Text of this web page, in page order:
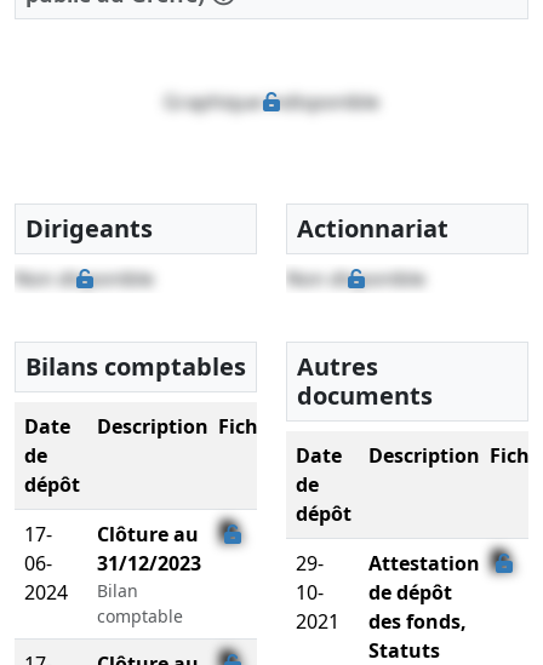
Graphique indisponible
Dirigeants
Non disponible
Actionnariat
Non disponible
Bilans comptables
Date
de
dépôt
Description Fichier
17-
06-
2024
Clôture au
31/12/2023
Bilan
comptable
Autres
documents
Date
de
dépôt
Description
29-
10-
2021
Attestation
de dépôt
des fonds,
Statuts